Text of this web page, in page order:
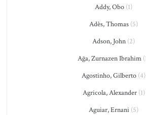
Addy, Obo (1)
Adès, Thomas (5)
Adson, John (2)
Ağa, Zurnazen Ibrahim
Agostinho, Gilberto (4)
Agricola, Alexander(1)
Aguiar, Ernani (5)